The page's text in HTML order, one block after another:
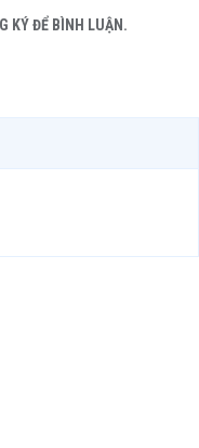
KÝ ĐỂ BÌNH LUẬN.